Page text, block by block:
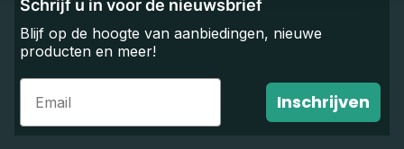
Schrijf u in voor de nieuwsbrief
Blijf op de hoogte van aanbiedingen, nieuwe
producten en meer!
Email
Inschrijven